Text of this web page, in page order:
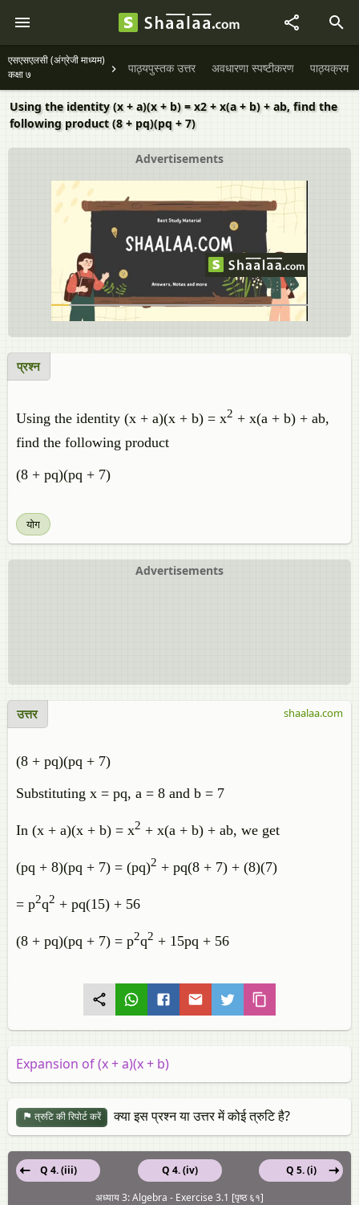
एसएसएलसी (अंग्रेजी माध्यम)
कक्षा ७
पाठ्यपुस्तक उत्तर अवधारणा स्पष्टीकरण पाठ्यक्रम
Using the identity (x + a)(x + b) = x2 + x(a + b) + ab, find the
following product (8 + pq)(pq + 7)
Advertisements
प्रश्न
Using the identity (x + a)(x + b) = x2 + x(a + b) + ab,
find the following product
(8 + pq)(pq + 7)
योग
Advertisements
उत्तर
(8 + pq)(pq + 7)
Substituting x = pq, a = 8 and b = 7
In (x + a)(x + b) = x2 + x(a + b) + ab, we get
(pq + 8)(pq + 7) = (pq)2 + pq(8 + 7) + (8)(7)
= p2q2 + pq(15) + 56
(8 + pq)(pq + 7) = p2q2 + 15pq + 56
shaalaa.com
Expansion of (x + a)(x + b)
त्रुटि की रिपोर्ट करें क्या इस प्रश्न या उत्तर में कोई त्रुटि है?
Q 4. (iv)
Q 4. (iii)
Q 5. (i)
अध्याय 3: Algebra - Exercise 3.1 [पृष्ठ ६१]